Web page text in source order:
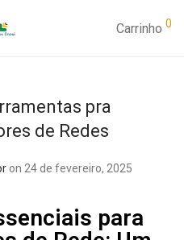
Carrinho 0
pra
de Redes
on 24 de fevereiro, 2025
para